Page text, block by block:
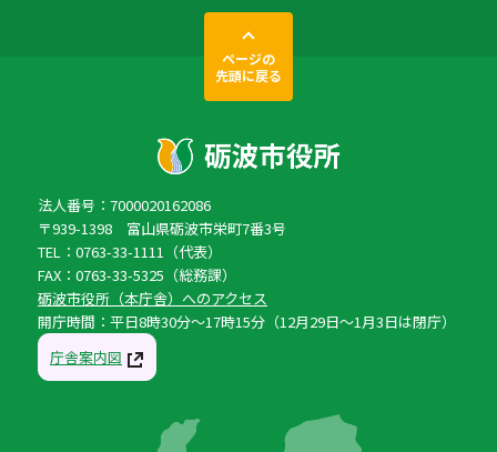
ページの
先頭に戻る
法人番号：7000020162086
〒939-1398 富山県砺波市栄町7番3号
TEL：0763-33-1111（代表）
FAX：0763-33-5325（総務課）
砺波市役所（本庁舎）へのアクセス
開庁時間：平日8時30分〜17時15分（12月29日〜1月3日は閉庁）
庁舎案内図